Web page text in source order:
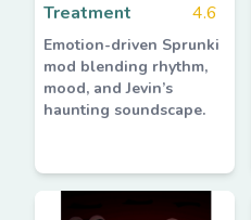
Treatment
4.6
Emotion-driven Sprunki
mod blending rhythm,
mood, and Jevin’s
haunting soundscape.